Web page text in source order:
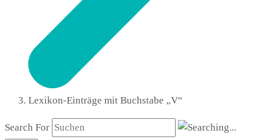
Lexikon-Einträge mit Buchstabe „V“
Search For